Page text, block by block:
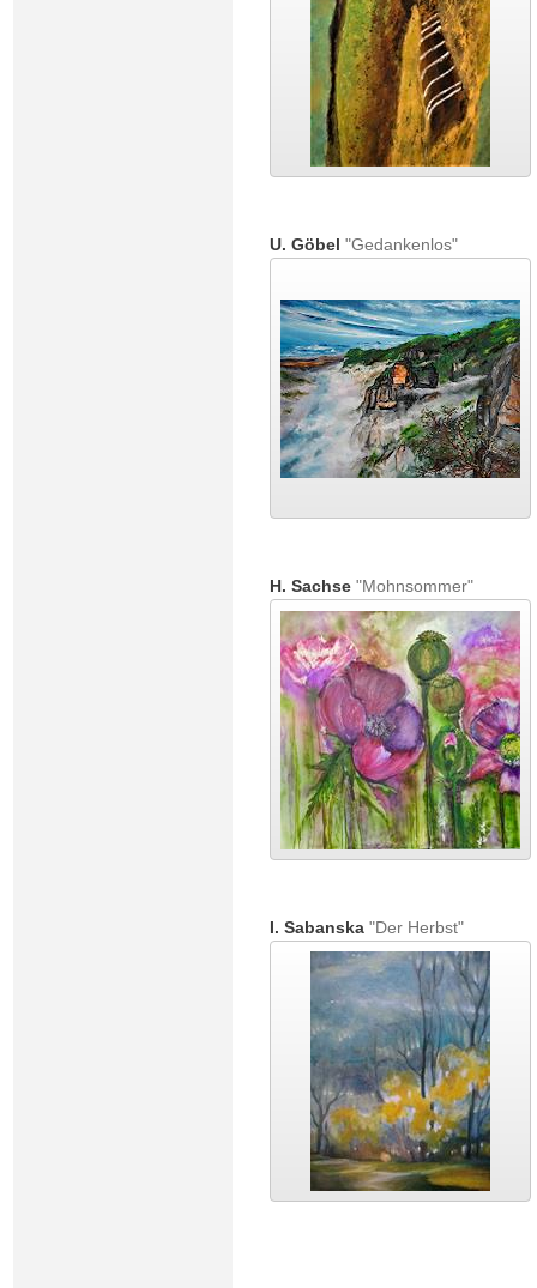
U. Göbel "Gedankenlos"
H. Sachse"Mohnsommer"
I. Sabanska"Der Herbst"